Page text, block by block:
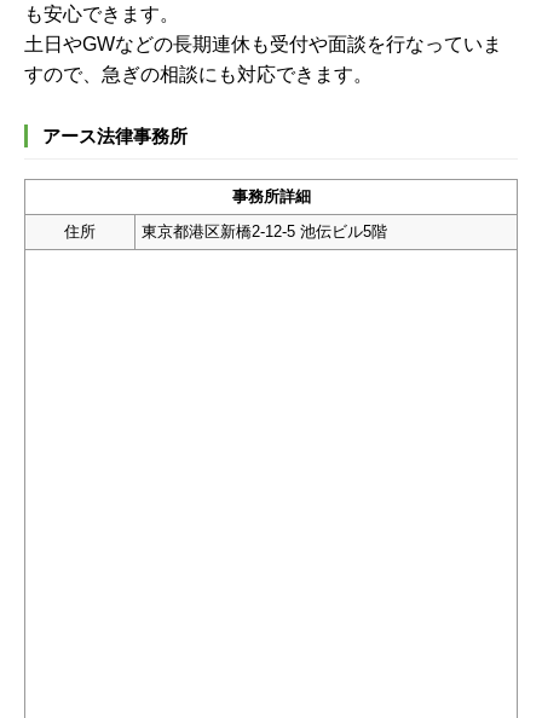
も安心できます。
土日やGWなどの長期連休も受付や面談を行なっていま
すので、急ぎの相談にも対応できます。
アース法律事務所
事務所詳細
住所
東京都港区新橋2-12-5 池伝ビル5階